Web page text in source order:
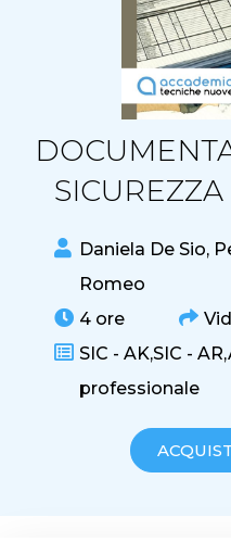
Daniela De Sio,
Romeo
4 ore
SIC - AK,SIC - AR,
professionale